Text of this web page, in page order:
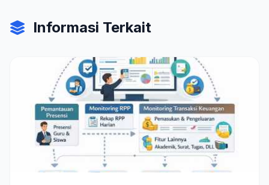
Informasi Terkait